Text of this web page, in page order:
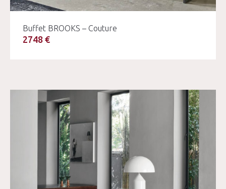
Buffet BROOKS – Couture
2748 €